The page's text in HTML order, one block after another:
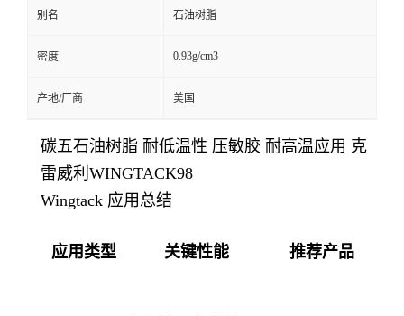
别名 石油树脂
密度 0.93g/cm3
产地/厂商 美国
碳五石油树脂 耐低温性 压敏胶 耐高温应用 克
雷威利WINGTACK98
Wingtack 应用总结
应用类型 关键性能 推荐产品